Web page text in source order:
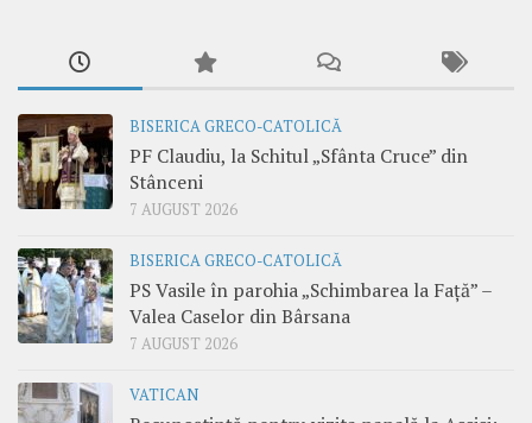
BISERICA GRECO-CATOLICĂ
PF Claudiu, la Schitul „Sfânta Cruce” din
Stânceni
7 AUGUST 2026
BISERICA GRECO-CATOLICĂ
PS Vasile în parohia „Schimbarea la Față” –
Valea Caselor din Bârsana
7 AUGUST 2026
VATICAN